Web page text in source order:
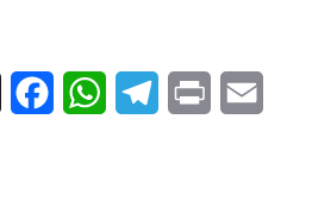
FacebookWhatsAppTelegram
Print